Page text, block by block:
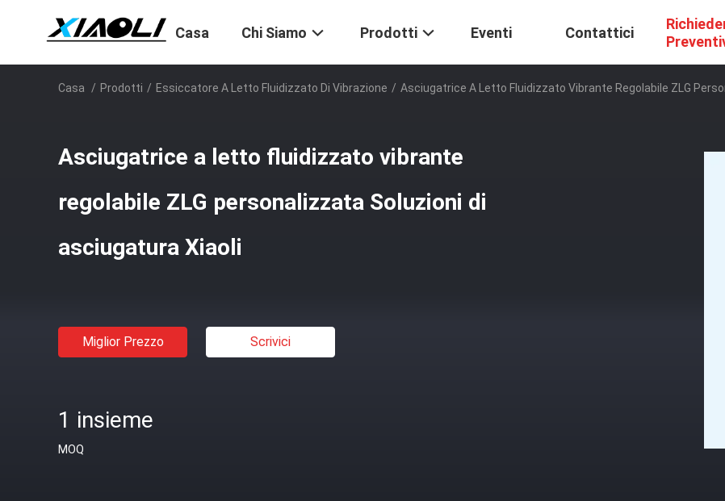
Casa Chi Siamo Prodotti Eventi Contattici
Casa / Prodotti / Essiccatore A Letto Fluidizzato Di Vibrazione / Asciugatrice A Letto Fluidizzato Vibrante Regolabile ZLG
Asciugatrice a letto fluidizzato vibrante
regolabile ZLG personalizzata Soluzioni di
asciugatura Xiaoli
Miglior Prezzo Scrivici
1 insieme
MOQ